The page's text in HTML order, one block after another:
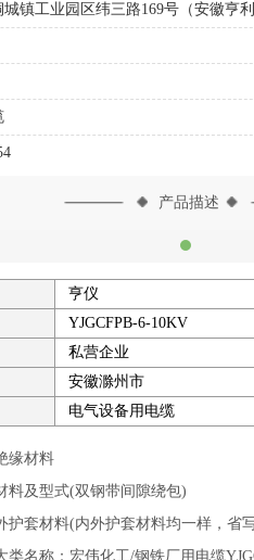
镇工业园区纬三路169号（安徽亨
产品描述
亨仪
YJGCFPB-6-10KV
私营企业
安徽滁州市
电气设备用电缆
材料
及型式(双钢带间隙绕包)
材料(内外护套材料均一样，省
称：宏伟化工/钢铁厂用电缆